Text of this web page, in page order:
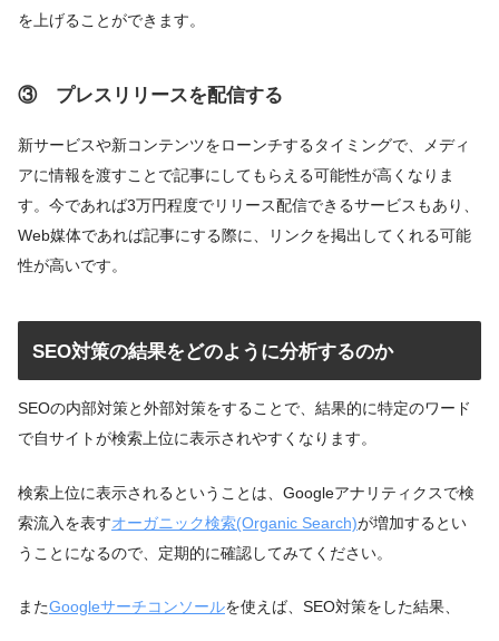
を上げることができます。
③ プレスリリースを配信する
新サービスや新コンテンツをローンチするタイミングで、メディ
アに情報を渡すことで記事にしてもらえる可能性が高くなりま
す。今であれば3万円程度でリリース配信できるサービスもあり、
Web媒体であれば記事にする際に、リンクを掲出してくれる可能
性が高いです。
SEO対策の結果をどのように分析するのか
SEOの内部対策と外部対策をすることで、結果的に特定のワード
で自サイトが検索上位に表示されやすくなります。
検索上位に表示されるということは、Googleアナリティクスで検
索流入を表すオーガニック検索(Organic Search)が増加するとい
うことになるので、定期的に確認してみてください。
またGoogleサーチコンソールを使えば、SEO対策をした結果、